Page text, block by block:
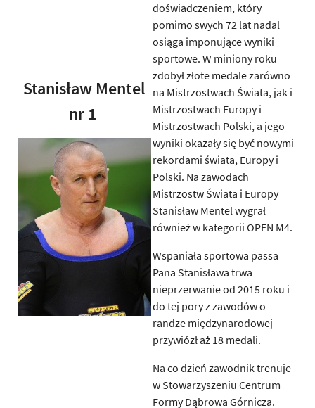
Stanisław Mentel
nr 1
doświadczeniem, który
pomimo swych 72 lat nadal
osiąga imponujące wyniki
sportowe. W miniony roku
zdobył złote medale zarówno
na Mistrzostwach Świata, jak i
Mistrzostwach Europy i
Mistrzostwach Polski, a jego
wyniki okazały się być nowymi
rekordami świata, Europy i
Polski. Na zawodach
Mistrzostw Świata i Europy
Stanisław Mentel wygrał
również w kategorii OPEN M4.
Wspaniała sportowa passa
Pana Stanisława trwa
nieprzerwanie od 2015 roku i
do tej pory z zawodów o
randze międzynarodowej
przywiózł aż 18 medali.
Na co dzień zawodnik trenuje
w Stowarzyszeniu Centrum
Formy Dąbrowa Górnicza.